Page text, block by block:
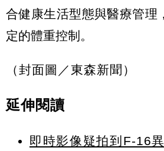
合健康生活型態與醫療管理
定的體重控制。
（封面圖／東森新聞）
延伸閱讀
即時影像疑拍到F-16